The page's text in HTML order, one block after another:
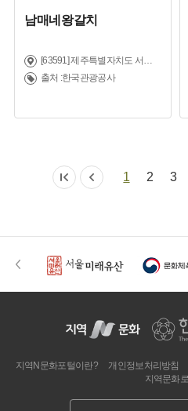
남매네왕갈치
[63591] 제주특별자치도 서귀포시 중정로73번길 20 (서귀동)
출처 :한국관광공사
1 2 3
지역N문화포털이란? 개인정보처리방침
지역문화